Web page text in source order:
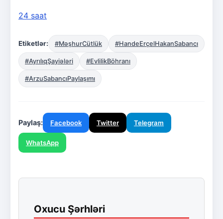
24 saat
Etiketlər: #MəşhurCütlük #HandeErçelHakanSabancı
#AyrılıqŞayiələri #EvlilikBöhranı
#ArzuSabancıPaylaşımı
Paylaş: Facebook Twitter Telegram
WhatsApp
Oxucu Şərhləri